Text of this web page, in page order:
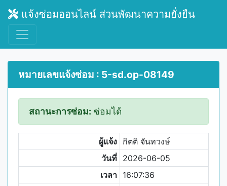
แจ้งซ่อมออนไลน์ ส่วนพัฒนาความยั่งยืน
หมายเลขแจ้งซ่อม : 5-sd.op-08149
สถานะการซ่อม: ซ่อมได้
ผู้แจ้ง กิตติ จันทวงษ์
วันที่ 2026-06-05
เวลา 16:07:36